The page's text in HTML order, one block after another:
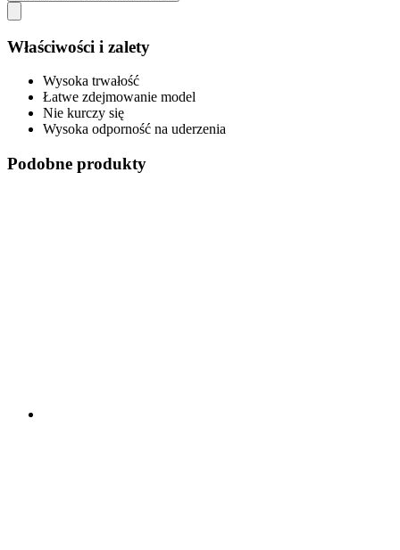
Właściwości i zalety
Wysoka trwałość
Łatwe zdejmowanie model
Nie kurczy się
Wysoka odporność na uderzenia
Podobne produkty